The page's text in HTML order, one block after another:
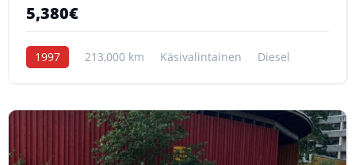
5,380€
1997 213,000 km Käsivalintainen Diesel